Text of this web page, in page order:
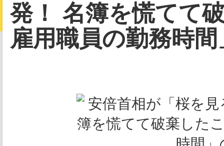
発！ 名簿を慌てて
雇用職員の勤務時